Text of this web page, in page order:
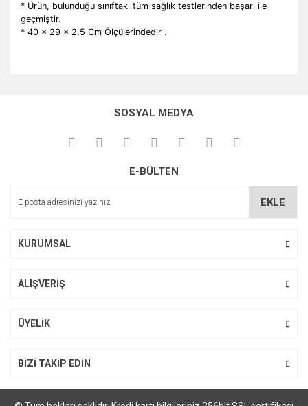
* Ürün, bulunduğu sınıftaki tüm sağlık testlerinden başarı ile
geçmiştir.
* 40 x 29 x 2,5 Cm Ölçülerindedir .
kullanarak tarafımıza iletebilirsiniz.
Görüş ve önerileriniz için teşekkür ederiz.
Ürün açıklamasında eksik bilgiler bulunuyor.
SOSYAL MEDYA
E-BÜLTEN
EKLE
KURUMSAL
ALIŞVERİŞ
ÜYELİK
BİZİ TAKİP EDİN